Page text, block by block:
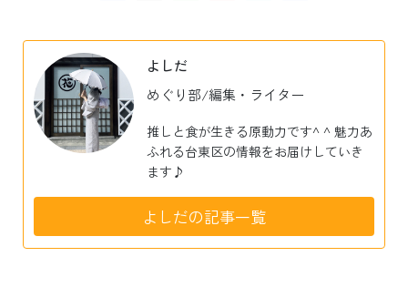
よしだ
めぐり部/編集・ライター
推しと食が生きる原動力です^ ^ 魅力あ
ふれる台東区の情報をお届けしていき
ます♪
よしだの記事一覧